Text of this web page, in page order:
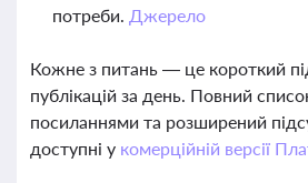
потреби. Джерело
Кожне з питань — це короткий
публікацій за день. Повний
посиланнями та розширений
доступні у комерційній версії